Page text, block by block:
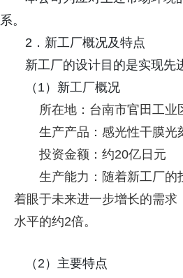
系。
2．新工厂概况及特点
新工厂的设计目的是实现先
（1）新工厂概况
所在地：台南市官田工业
生产产品：感光性干膜光
投资金额：约20亿日元
生产能力：随着新工厂的
着眼于未来进一步增长的需
水平的约2倍。
（2）主要特点